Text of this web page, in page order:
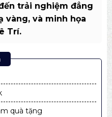
trải nghiệm đẳng
vàng, và minh họa
Trí.
quà tặng